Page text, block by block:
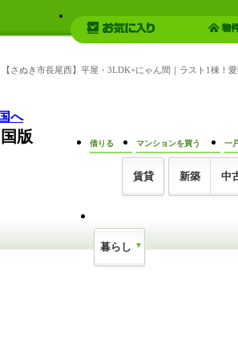
さぬき市長尾西】平屋・3LDK+にゃん間｜ラスト1棟
へ
版 借りる
賃貸
マンションを買う
新築 中
一
暮らし